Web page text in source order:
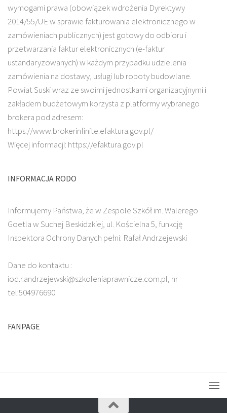
wymogami prawa (obowiązek wdrożenia Dyrektywy
2014/55/UE w sprawie fakturowania elektronicznego w
zamówieniach publicznych) jest gotowy do odbioru i
przetwarzania faktur elektronicznych (e-faktur
ustandaryzowanych) w każdym przypadku udzielenia
zamówienia na dostawy, usługi lub roboty budowlane.
Powiat Suski wraz ze swoimi jednostkami organizacyjnymi i
zakładem budżetowym korzysta z platformy wybranego
brokera pod adresem:
https://www.brokerinfinite.efaktura.gov.pl/
Więcej informacji: https://efaktura.gov.pl
INFORMACJA RODO
Informujemy Państwa, że w Zespole Szkół im. Walerego
Goetla w Suchej Beskidzkiej, ul. Kościelna 5, funkcję
Inspektora Ochrony Danych pełni: Rafał Andrzejewski
Dane do kontaktu :
iod.r.andrzejewski@szkoleniaprawnicze.com.pl, nr
tel:504976690
FANPAGE